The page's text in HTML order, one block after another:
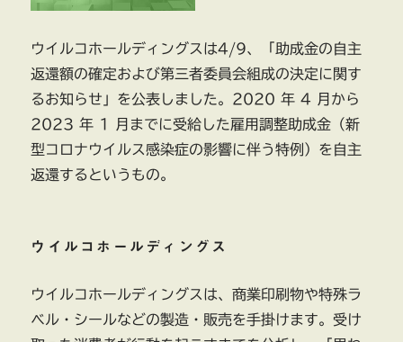
ウイルコホールディングスは4/9、「助成金の自主
返還額の確定および第三者委員会組成の決定に関す
るお知らせ」を公表しました。2020 年 4 月から
2023 年 1 月までに受給した雇用調整助成金（新
型コロナウイルス感染症の影響に伴う特例）を自主
返還するというもの。
ウイルコホールディングス
ウイルコホールディングスは、商業印刷物や特殊ラ
ベル・シールなどの製造・販売を手掛けます。受け